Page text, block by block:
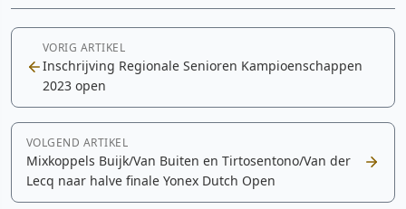
VORIG ARTIKEL
Inschrijving Regionale Senioren Kampioenschappen
2023 open
VOLGEND ARTIKEL
Mixkoppels Buijk/Van Buiten en Tirtosentono/Van der
Lecq naar halve finale Yonex Dutch Open